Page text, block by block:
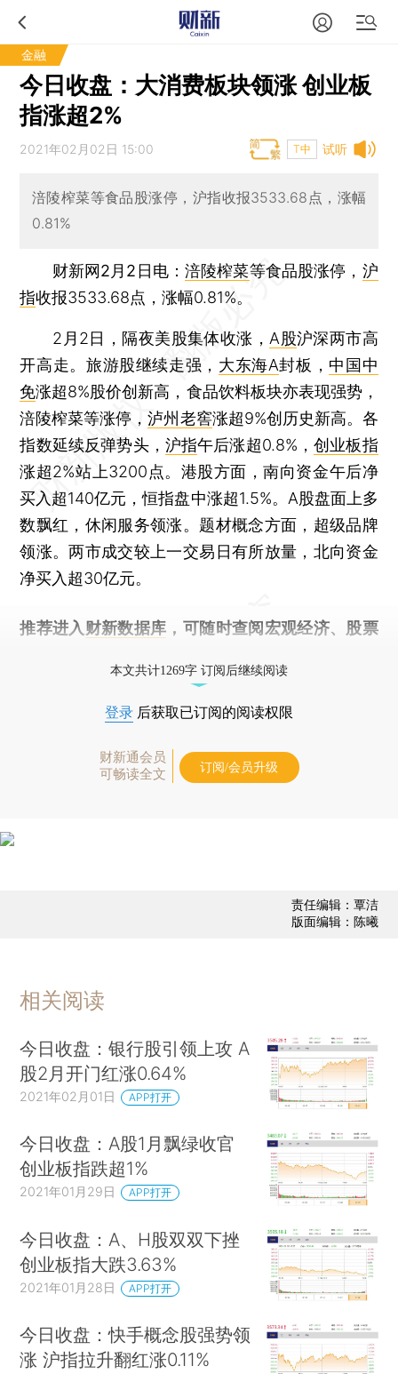
金融
今日收盘：大消费板块领涨 创业板
指涨超2%
试听
2021年02月02日 15:00 T中
涪陵榨菜等食品股涨停，沪指收报3533.68点，涨幅
0.81%
财新网2月2日电：涪陵榨菜等食品股涨停， 沪
指收报3533.68点，涨幅0.81%。
2月2日，隔夜美股集体收涨， A股沪深两市高
开高走。旅游股继续走强， 大东海A封板， 中国中
免涨超8%股价创新高，食品饮料板块亦表现强势，
涪陵榨菜等涨停，泸州老窖涨超9%创历史新高。各
指数延续反弹势头， 沪指午后涨超0.8%，创业板指
涨超2%站上3200点。港股方面，南向资金午后净
买入超140亿元，恒指盘中涨超1.5%。A股盘面上多
数飘红，休闲服务领涨。题材概念方面，超级品牌
领涨。两市成交较上一交易日有所放量，北向资金
净买入超30亿元。
推荐进入 财新数据库 ，可随时查阅宏观经济、股票
本文共计1269字 订阅后继续阅读
登录 后获取已订阅的阅读权限
财新通会员
可畅读全文
订阅/会员升级
责任编辑：覃洁
版面编辑：陈曦
相关阅读
今日收盘：银行股引领上攻 A
股2月开门红涨0.64%
2021年02月01日 APP打开
今日收盘：A股1月飘绿收官
创业板指跌超1%
2021年01月29日 APP打开
今日收盘：A、H股双双下挫
创业板指大跌3.63%
2021年01月28日 APP打开
今日收盘：快手概念股强势领
涨 沪指拉升翻红涨0.11%